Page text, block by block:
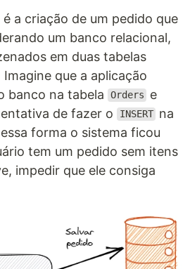
a criação de um pedido que
um banco relacional,
em duas tabelas
Imagine que a aplicação
banco na tabela Orders
e
de fazer o
INSERT na
forma o sistema ficou
tem um pedido sem itens
impedir que ele consiga